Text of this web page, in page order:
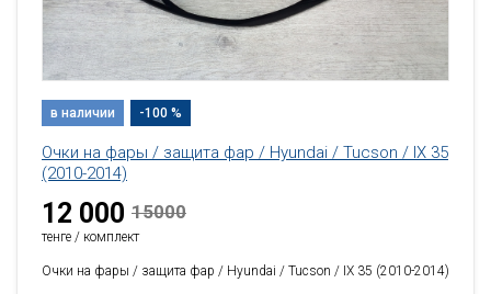
в наличии -100 %
Очки на фары / защита фар / Hyundai / Tucson / IX 35
(2010-2014)
12 000 15000
тенге / комплект
Очки на фары / защита фар / Hyundai / Tucson / IX 35 (2010-2014)